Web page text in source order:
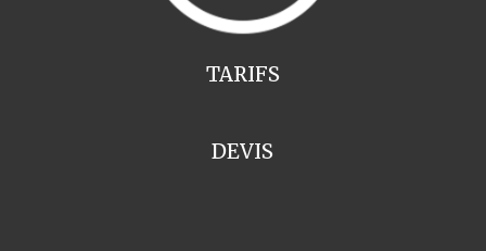
TARIFS
DEVIS